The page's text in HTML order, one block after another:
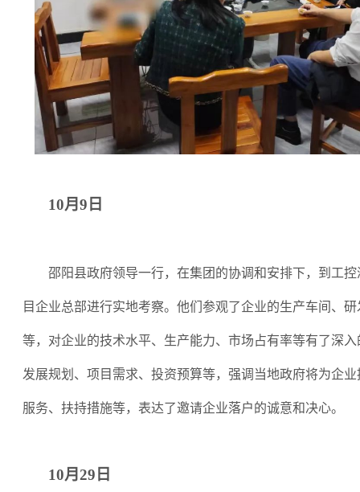
10月9日
邵阳县政府领导一行，在集团的协调和安排下，到工控
目企业总部进行实地考察。他们参观了企业的生产车间、
等，对企业的技术水平、生产能力、市场占有率等有了深
发展规划、项目需求、投资预算等，强调当地政府将为企
服务、扶持措施等，表达了邀请企业落户的诚意和决心。
10月29日